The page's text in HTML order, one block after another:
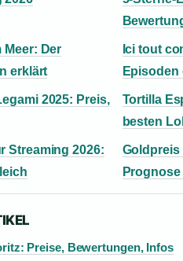
Meer: Der
erklärt
Ici tout
2025: Preis,
Tortilla
besten
Streaming 2026:
Goldpreis
Preise, Bewertungen, Infos